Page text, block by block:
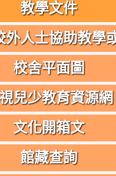
教學文件
外人士協助教學
點
校舍平面圖
兒少教育資源網
文化開箱文
館藏查詢